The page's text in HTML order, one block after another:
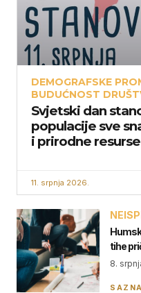
DEMOGRAFSKE
BUDUĆNOST
Svjetski dan
populacije sve
i prirodne resurse
11. srpnja 2026.
tihe
8.